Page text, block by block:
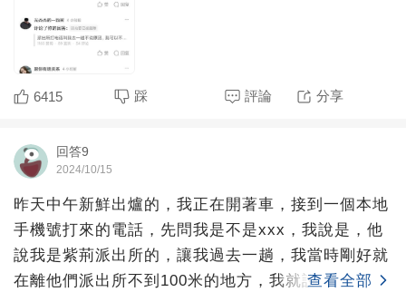
6415 踩 評論 分享
回答9
2024/10/15
昨天中午新鮮出爐的，我正在開著車，接到一個本地
手機號打來的電話，先問我是不是xxx，我說是，他
說我是紫荊派出所的，讓我過去一趟，我當時剛好就
在離他們派出所不到100米的地方，我就說我就在你
查看全部